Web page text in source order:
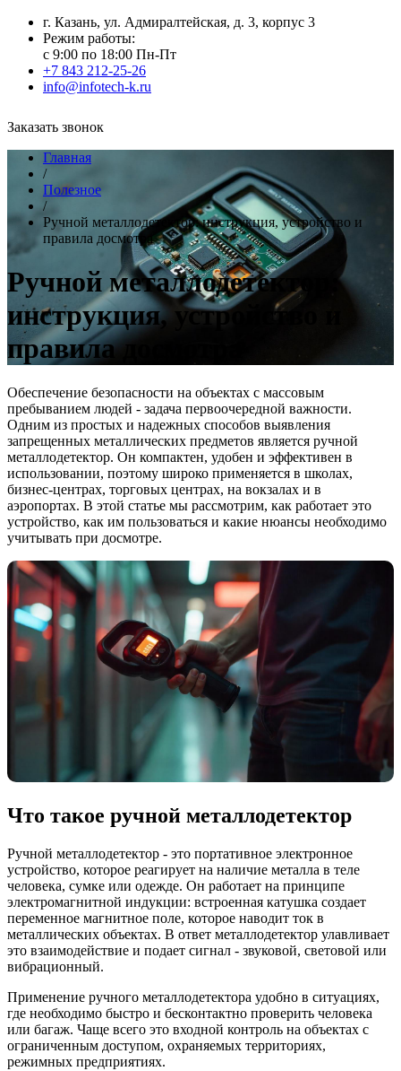
г. Казань, ул. Адмиралтейская, д. 3, корпус 3
Режим работы:
с 9:00 по 18:00 Пн-Пт
+7 843 212-25-26
info@infotech-k.ru
Заказать звонок
Главная
/
Полезное
/
Ручной металлодетектор: инструкция, устройство и
правила досмотра
Ручной металлодетектор:
инструкция, устройство и
правила досмотра
Обеспечение безопасности на объектах с массовым
пребыванием людей - задача первоочередной важности.
Одним из простых и надежных способов выявления
запрещенных металлических предметов является ручной
металлодетектор. Он компактен, удобен и эффективен в
использовании, поэтому широко применяется в школах,
бизнес-центрах, торговых центрах, на вокзалах и в
аэропортах. В этой статье мы рассмотрим, как работает это
устройство, как им пользоваться и какие нюансы необходимо
учитывать при досмотре.
Что такое ручной металлодетектор
Ручной металлодетектор - это портативное электронное
устройство, которое реагирует на наличие металла в теле
человека, сумке или одежде. Он работает на принципе
электромагнитной индукции: встроенная катушка создает
переменное магнитное поле, которое наводит ток в
металлических объектах. В ответ металлодетектор улавливает
это взаимодействие и подает сигнал - звуковой, световой или
вибрационный.
Применение ручного металлодетектора удобно в ситуациях,
где необходимо быстро и бесконтактно проверить человека
или багаж. Чаще всего это входной контроль на объектах с
ограниченным доступом, охраняемых территориях,
режимных предприятиях.